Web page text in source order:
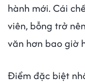
hành mới. Cái
viên, bỗng trở
văn hơn bao giờ
Điểm đặc biệt